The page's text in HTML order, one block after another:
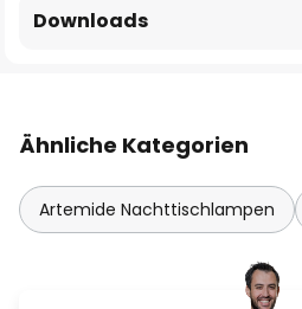
Downloads
Ähnliche Kategorien
Artemide Nachttischlampen